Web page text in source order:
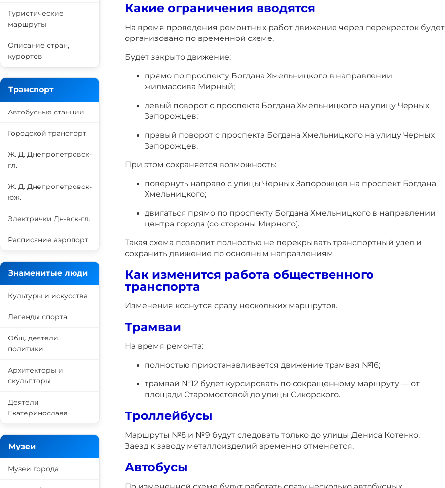
Какие ограничения вводятся
На время проведения ремонтных работ движение через перекресток будет
организовано по временной схеме.
Будет закрыто движение:
прямо по проспекту Богдана Хмельницкого в направлении
жилмассива Мирный;
левый поворот с проспекта Богдана Хмельницкого на улицу Черных
Запорожцев;
правый поворот с проспекта Богдана Хмельницкого на улицу Черных
Запорожцев.
При этом сохраняется возможность:
повернуть направо с улицы Черных Запорожцев на проспект Богдана
Хмельницкого;
двигаться прямо по проспекту Богдана Хмельницкого в направлении
центра города (со стороны Мирного).
Такая схема позволит полностью не перекрывать транспортный узел и
сохранить движение по основным направлениям.
Как изменится работа общественного
транспорта
Изменения коснутся сразу нескольких маршрутов.
Трамваи
На время ремонта:
полностью приостанавливается движение трамвая №16;
трамвай №12 будет курсировать по сокращенному маршруту — от
площади Старомостовой до улицы Сикорского.
Троллейбусы
Маршруты №8 и №9 будут следовать только до улицы Дениса Котенко.
Заезд к заводу металлоизделий временно отменяется.
Автобусы
Туристические
маршруты
Описание стран,
курортов
Транспорт
Автобусные станции
Городской транспорт
Ж. Д. Днепропетровск-
гл.
Ж. Д. Днепропетровск-
юж.
Электрички Дн-вск-гл.
Расписание аэропорт
Знаменитые люди
Культуры и искусства
Легенды спорта
Общ. деятели,
политики
Архитекторы и
скульпторы
Деятели
Екатеринослава
Музеи
Музеи города